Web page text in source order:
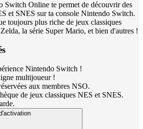
Switch Online te permet de découvrir des
et SNES sur ta console Nintendo Switch.
toujours plus riche de jeux classiques
la série Super Mario, et bien d'autres !
Nintendo Switch !
multijoueur !
aux membres NSO.
de jeux classiques NES et SNES.